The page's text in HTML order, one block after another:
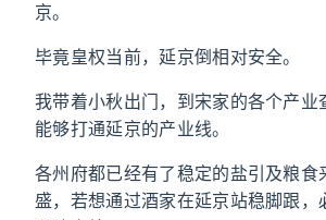
京。
毕竟皇权当前，延京倒相对安全。
我带着小秋出门，到宋家的各个产业
能够打通延京的产业线。
各州府都已经有了稳定的盐引及粮食
盛，若想通过酒家在延京站稳脚跟，